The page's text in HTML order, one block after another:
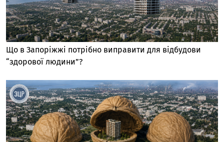
Що в Запоріжжі потрібно виправити для відбудови
“здорової людини”?